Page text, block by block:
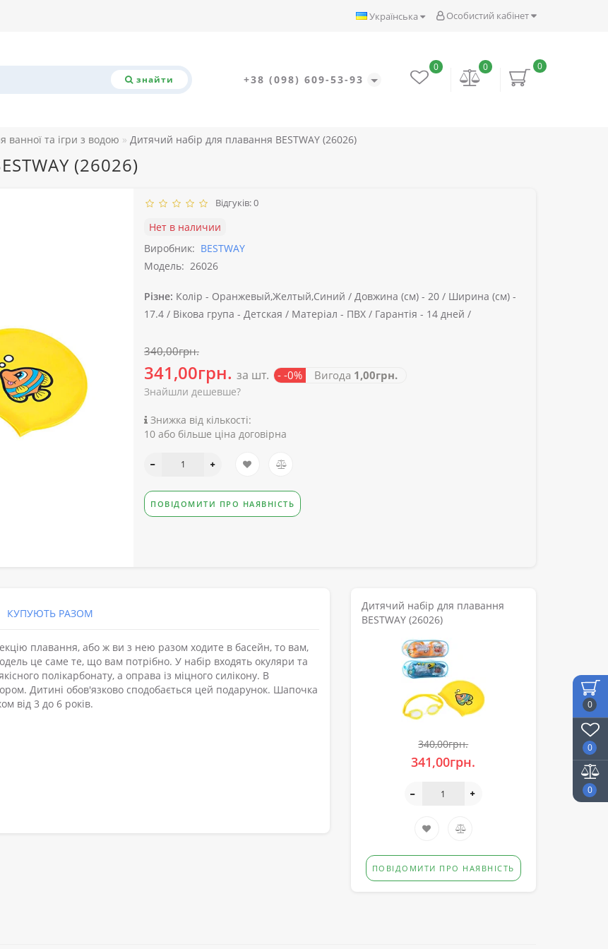
0
0
0
Особистий кабінет
Українська
знайти +38 (098) 609-53-93
0
0
0
ванної та ігри з водою Дитячий набір для плавання BESTWAY (26026)
(26026)
Відгуків: 0
Нет в наличии
Виробник: BESTWAY
Модель: 26026
Різне: Колір - Оранжевый,Желтый,Синий / Довжина (см) - 20 / Ширина (см) -
17.4 / Вікова група - Детская / Матеріал - ПВХ / Гарантія - 14 дней /
340,00грн.
341,00грн. за шт. - -0% Вигода 1,00грн.
Знайшли дешевше?
Знижка від кількості:
10 або більше ціна договірна
ПОВІДОМИТИ ПРО НАЯВНІСТЬ
КУПУЮТЬ РАЗОМ
плавання, або ж ви з нею разом ходите в басейн, то вам,
це саме те, що вам потрібно. У набір входять окуляри та
полікарбонату, а оправа із міцного силікону. В
Дитині обов'язково сподобається цей подарунок. Шапочка
від 3 до 6 років.
Дитячий набір для плавання
BESTWAY (26026)
340,00грн.
341,00грн.
ПОВІДОМИТИ ПРО НАЯВНІСТЬ